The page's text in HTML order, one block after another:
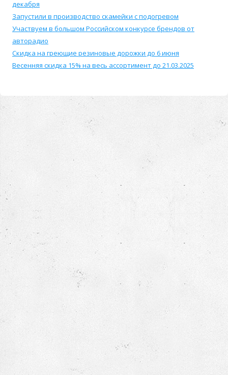
декабря
Запустили в производство скамейки с подогревом
Участвуем в большом Российском конкурсе брендов от
авторадио
Скидка на греющие резиновые дорожки до 6 июня
Весенняя скидка 15% на весь ассортимент до 21.03.2025